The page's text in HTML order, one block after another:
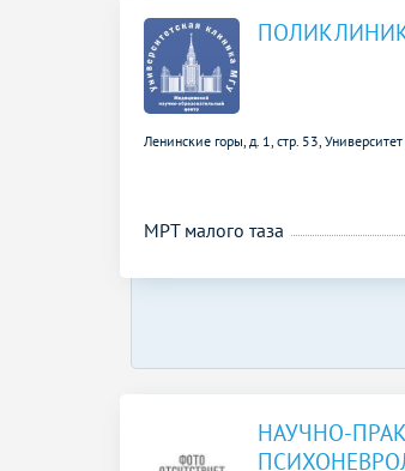
Ленинские горы, д. 1, стр. 53,
МРТ малого таза
НАУЧНО-